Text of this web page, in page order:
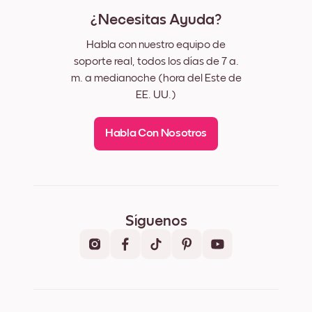
¿Necesitas Ayuda?
Habla con nuestro equipo de
soporte real, todos los días de 7 a.
m. a medianoche (hora del Este de
EE. UU.)
Habla Con Nosotros
Síguenos